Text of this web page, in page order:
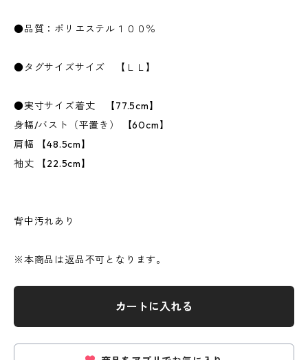
●品質：ポリエステル１００％
●タグサイズサイズ 【ＬＬ】
●実寸サイズ着丈 【77.5cm】
身幅/バスト（平置き） 【60cm】
肩幅 【48.5cm】
袖丈 【22.5cm】
背中汚れあり
※本商品は返品不可となります。
カートに入れる